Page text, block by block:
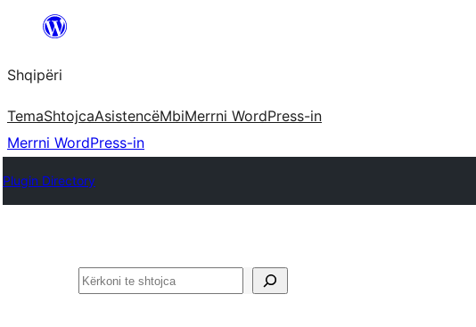
Hidhu
lënda
Shqipëri
TemaShtojcaAsistencëMbiMerrni WordPress-in
Merrni WordPress-in
Plugin Directory
Kërko